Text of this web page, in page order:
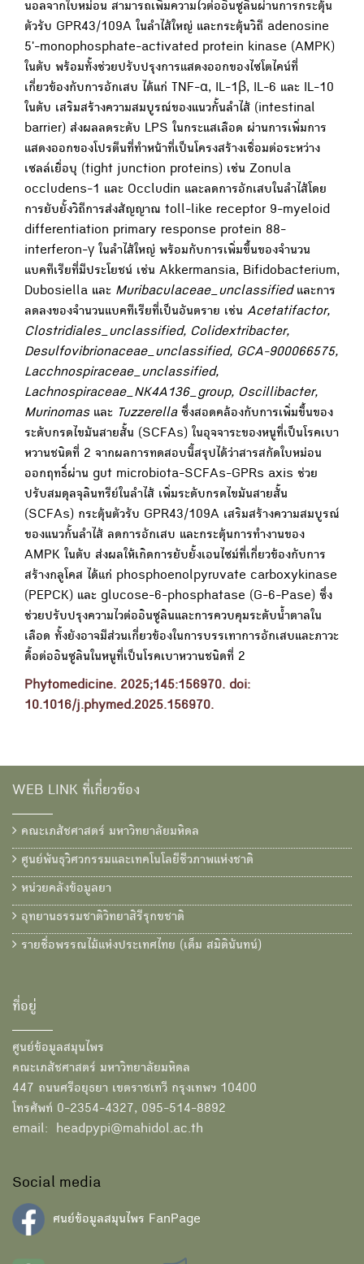
นอลจากใบหม่อน สามารถเพิ่มความไวต่ออินซูลินผ่านการกระตุ้น
ตัวรับ GPR43/109A ในลำไส้ใหญ่ และกระตุ้นวิถี adenosine
5'-monophosphate-activated protein kinase (AMPK)
ในตับ พร้อมทั้งช่วยปรับปรุงการแสดงออกของไซโตไคน์ที่
เกี่ยวข้องกับการอักเสบ ได้แก่ TNF-α, IL-1β, IL-6 และ IL-10
ในตับ เสริมสร้างความสมบูรณ์ของแนวกั้นลำไส้ (intestinal
barrier) ส่งผลลดระดับ LPS ในกระแสเลือด ผ่านการเพิ่มการ
แสดงออกของโปรตีนที่ทำหน้าที่เป็นโครงสร้างเชื่อมต่อระหว่าง
เซลล์เยื่อบุ (tight junction proteins) เช่น Zonula
occludens-1 และ Occludin และลดการอักเสบในลำไส้โดย
การยับยั้งวิถีการส่งสัญญาณ toll-like receptor 9-myeloid
differentiation primary response protein 88-
interferon-γ ในลำไส้ใหญ่ พร้อมกับการเพิ่มขึ้นของจำนวน
แบคทีเรียที่มีประโยชน์ เช่น Akkermansia, Bifidobacterium,
Dubosiella และ Muribaculaceae_unclassifiedและการ
ลดลงของจำนวนแบคทีเรียที่เป็นอันตราย เช่น Acetatifactor,
Clostridiales_unclassified, Colidextribacter,
Desulfovibrionaceae_unclassified, GCA-900066575,
Lacchnospiraceae_unclassified,
Lachnospiraceae_NK4A136_group, Oscillibacter,
Murinomasและ Tuzzerellaซึ่งสอดคล้องกับการเพิ่มขึ้นของ
ระดับกรดไขมันสายสั้น (SCFAs) ในอุจจาระของหนูที่เป็นโรคเบา
หวานชนิดที่ 2 จากผลการทดสอบนี้สรุปได้ว่าสารสกัดใบหม่อน
ออกฤทธิ์ผ่าน gut microbiota-SCFAs-GPRs axis ช่วย
ปรับสมดุลจุลินทรีย์ในลำไส้ เพิ่มระดับกรดไขมันสายสั้น
(SCFAs) กระตุ้นตัวรับ GPR43/109A เสริมสร้างความสมบูรณ์
ของแนวกั้นลำไส้ ลดการอักเสบ และกระตุ้นการทำงานของ
AMPK ในตับ ส่งผลให้เกิดการยับยั้งเอนไซม์ที่เกี่ยวข้องกับการ
สร้างกลูโคส ได้แก่ phosphoenolpyruvate carboxykinase
(PEPCK) และ glucose-6-phosphatase (G-6-Pase) ซึ่ง
ช่วยปรับปรุงความไวต่ออินซูลินและการควบคุมระดับน้ำตาลใน
เลือด ทั้งยังอาจมีส่วนเกี่ยวข้องในการบรรเทาการอักเสบและภาวะ
ดื้อต่ออินซูลินในหนูที่เป็นโรคเบาหวานชนิดที่ 2
Phytomedicine. 2025;145:156970. doi:
10.1016/j.phymed.2025.156970.
WEB LINK ที่เกี่ยวข้อง
คณะเภสัชศาสตร์ มหาวิทยาลัยมหิดล
ศูนย์พันธุวิศวกรรมและเทคโนโลยีชีวภาพแห่งชาติ
หน่วยคลังข้อมูลยา
อุทยานธรรมชาติวิทยาสิรีรุกขชาติ
รายชื่อพรรณไม้แห่งประเทศไทย (เต็ม สมิตินันทน์)
ที่อยู่
ศูนย์ข้อมูลสมุนไพร
คณะเภสัชศาสตร์ มหาวิทยาลัยมหิดล
447 ถนนศรีอยุธยา เขตราชเทวี กรุงเทพฯ 10400
โทรศัพท์ 0-2354-4327, 095-514-8892
email: headpypi@mahidol.ac.th
Social media
ศนย์ข้อมูลสมุนไพร FanPage